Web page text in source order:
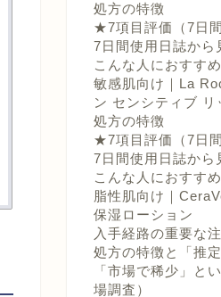
処方の特徴
★7項目評価（7日
7日間使用日誌から
こんな人におすす
敏感肌向け｜La
ン センシティブ リ
処方の特徴
★7項目評価（7日
7日間使用日誌から
こんな人におすす
脂性肌向け｜
保湿ローション
入手経路の重要な
処方の特徴と「推
「市場で稀少」と
場調査）